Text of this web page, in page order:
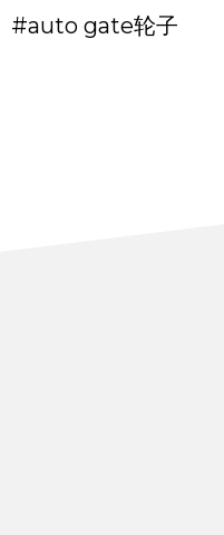
#auto gate轮子